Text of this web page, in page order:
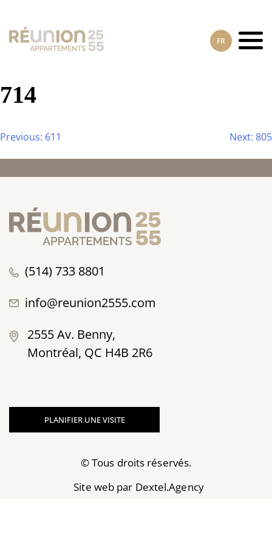
content
FR
714
Navigation
de
l’article
Previous: 611 Next: 805
(514) 733 8801
info@reunion2555.com
2555 Av. Benny,
Montréal, QC H4B 2R6
PLANIFIER UNE VISITE
© Tous droits réservés.
Site web par Dextel.Agency